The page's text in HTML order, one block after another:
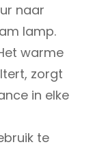
naar
lamp.
warme
zorgt
in elke
te